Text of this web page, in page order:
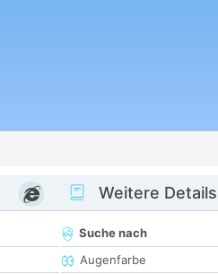
Weitere Details
Suche nach
Augenfarbe